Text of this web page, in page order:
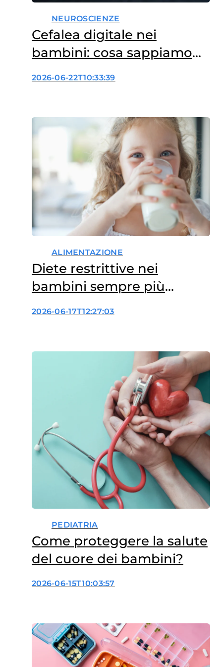
NEUROSCIENZE
Cefalea digitale nei
bambini: cosa sappiamo
finora?
2026-06-22T10:33:39
ALIMENTAZIONE
Diete restrittive nei
bambini sempre più
diffuse, anche senza
2026-06-17T12:27:03
PEDIATRIA
Come proteggere la salute
del cuore dei bambini?
2026-06-15T10:03:57